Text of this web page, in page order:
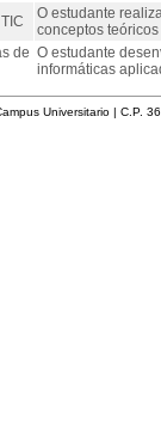
O estudante
conceptos
de O estudante
informáticas
Universitario | C.P.